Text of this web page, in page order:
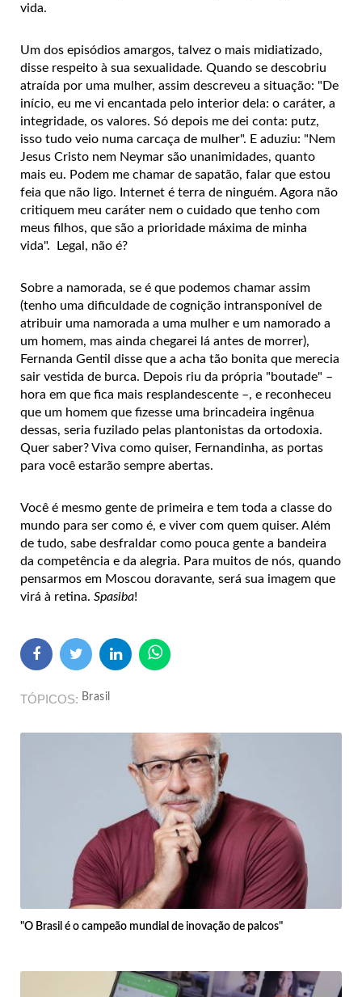
vida.
Um dos episódios amargos, talvez o mais midiatizado,
disse respeito à sua sexualidade. Quando se descobriu
atraída por uma mulher, assim descreveu a situação: "De
início, eu me vi encantada pelo interior dela: o caráter, a
integridade, os valores. Só depois me dei conta: putz,
isso tudo veio numa carcaça de mulher". E aduziu: "Nem
Jesus Cristo nem Neymar são unanimidades, quanto
mais eu. Podem me chamar de sapatão, falar que estou
feia que não ligo. Internet é terra de ninguém. Agora não
critiquem meu caráter nem o cuidado que tenho com
meus filhos, que são a prioridade máxima de minha
vida". Legal, não é?
Sobre a namorada, se é que podemos chamar assim
(tenho uma dificuldade de cognição intransponível de
atribuir uma namorada a uma mulher e um namorado a
um homem, mas ainda chegarei lá antes de morrer),
Fernanda Gentil disse que a acha tão bonita que merecia
sair vestida de burca. Depois riu da própria "boutade" –
hora em que fica mais resplandescente –, e reconheceu
que um homem que fizesse uma brincadeira ingênua
dessas, seria fuzilado pelas plantonistas da ortodoxia.
Quer saber? Viva como quiser, Fernandinha, as portas
para você estarão sempre abertas.
Você é mesmo gente de primeira e tem toda a classe do
mundo para ser como é, e viver com quem quiser. Além
de tudo, sabe desfraldar como pouca gente a bandeira
da competência e da alegria. Para muitos de nós, quando
pensarmos em Moscou doravante, será sua imagem que
virá à retina. Spasiba!
TÓPICOS Brasil
"O Brasil é o campeão mundial de inovação de palcos"